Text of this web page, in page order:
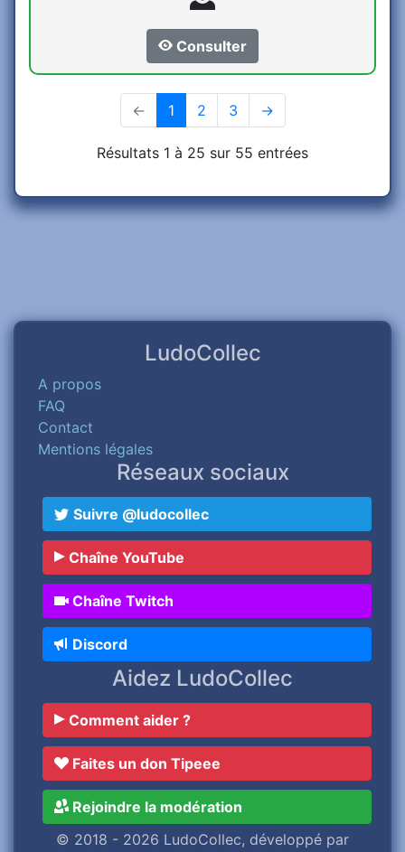
Consulter
← 1 (current)
2 3 →
Résultats 1 à 25 sur 55 entrées
LudoCollec
A propos
FAQ
Contact
Mentions légales
Réseaux sociaux
Suivre @ludocollec
Chaîne YouTube
Chaîne Twitch
Discord
Aidez LudoCollec
Comment aider ?
Faites un don Tipeee
Rejoindre la modération
© 2018 - 2026 LudoCollec, développé par